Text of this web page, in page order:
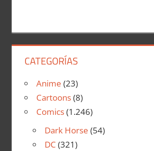
CATEGORÍAS
Anime (23)
Cartoons(8)
Comics(1.246)
Dark Horse (54)
DC (321)